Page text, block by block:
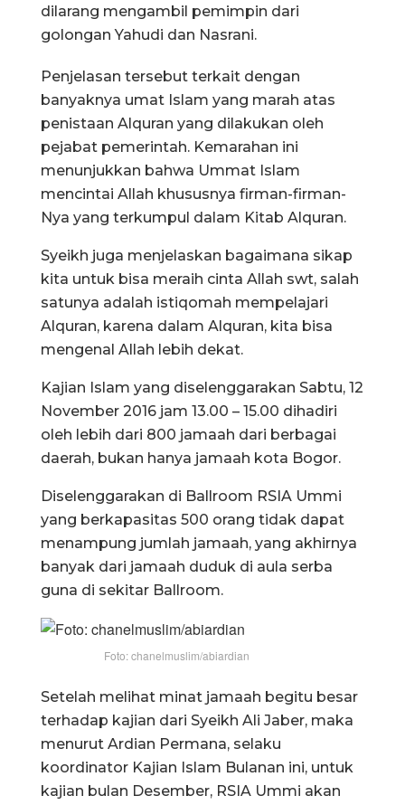
dilarang mengambil pemimpin dari
golongan Yahudi dan Nasrani.
Penjelasan tersebut terkait dengan
banyaknya umat Islam yang marah atas
penistaan Alquran yang dilakukan oleh
pejabat pemerintah. Kemarahan ini
menunjukkan bahwa Ummat Islam
mencintai Allah khususnya firman-firman-
Nya yang terkumpul dalam Kitab Alquran.
Syeikh juga menjelaskan bagaimana sikap
kita untuk bisa meraih cinta Allah swt, salah
satunya adalah istiqomah mempelajari
Alquran, karena dalam Alquran, kita bisa
mengenal Allah lebih dekat.
Kajian Islam yang diselenggarakan Sabtu, 12
November 2016 jam 13.00 – 15.00 dihadiri
oleh lebih dari 800 jamaah dari berbagai
daerah, bukan hanya jamaah kota Bogor.
Diselenggarakan di Ballroom RSIA Ummi
yang berkapasitas 500 orang tidak dapat
menampung jumlah jamaah, yang akhirnya
banyak dari jamaah duduk di aula serba
guna di sekitar Ballroom.
Foto: chanelmuslim/abiardian
Setelah melihat minat jamaah begitu besar
terhadap kajian dari Syeikh Ali Jaber, maka
menurut Ardian Permana, selaku
koordinator Kajian Islam Bulanan ini, untuk
kajian bulan Desember, RSIA Ummi akan